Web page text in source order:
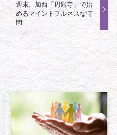
週末。加西「周遍寺」で始
めるマインドフルネスな時
間